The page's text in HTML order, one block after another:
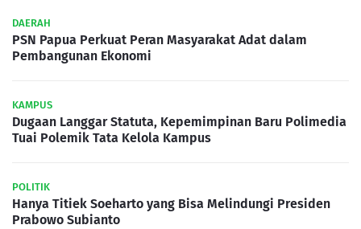
DAERAH
PSN Papua Perkuat Peran Masyarakat Adat dalam
Pembangunan Ekonomi
KAMPUS
Dugaan Langgar Statuta, Kepemimpinan Baru Polimedia
Tuai Polemik Tata Kelola Kampus
POLITIK
Hanya Titiek Soeharto yang Bisa Melindungi Presiden
Prabowo Subianto